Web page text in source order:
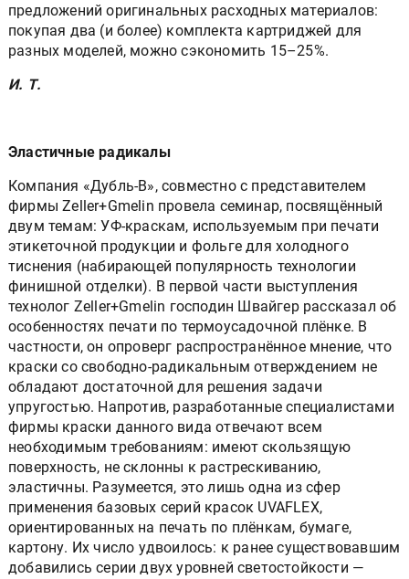
предложений оригинальных расходных материалов:
покупая два (и более) комплекта картриджей для
разных моделей, можно сэкономить 15–25%.
И. Т.
Эластичные радикалы
Компания «Дубль-В», совместно с представителем
фирмы Zeller+Gmelin провела семинар, посвящённый
двум темам: УФ-краскам, используемым при печати
этикеточной продукции и фольге для холодного
тиснения (набирающей популярность технологии
финишной отделки). В первой части выступления
технолог Zeller+Gmelin господин Швайгер рассказал об
особенностях печати по термоусадочной плёнке. В
частности, он опроверг распространённое мнение, что
краски со свободно-радикальным отверждением не
обладают достаточной для решения задачи
упругостью. Напротив, разработанные специалистами
фирмы краски данного вида отвечают всем
необходимым требованиям: имеют скользящую
поверхность, не склонны к растрескиванию,
эластичны. Разумеется, это лишь одна из сфер
применения базовых серий красок UVAFLEX,
ориентированных на печать по плёнкам, бумаге,
картону. Их число удвоилось: к ранее существовавшим
добавились серии двух уровней светостойкости —